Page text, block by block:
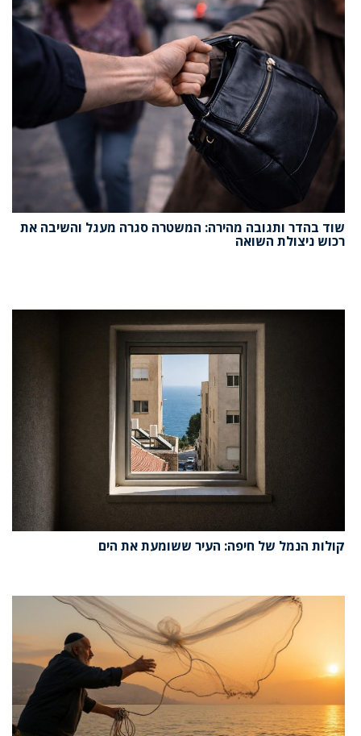
שוד בהדר ותגובה מהירה: המשטרה סגרה מעגל והשיבה את
רכוש ניצולת השואה
קולות הנמל של חיפה: העיר ששומעת את הים